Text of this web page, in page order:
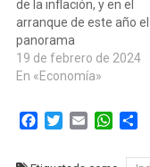
de la inflación, y en el
arranque de este año el
panorama
parece perjudicar aún
a los asalariados, con
hubo ni una mínima
recomposición porque el
19 de febrero de 2024
En «Economía»
Facebook
TwitterEmail